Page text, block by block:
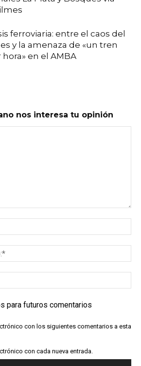
ferroviaria: entre el caos del
y la amenaza de «un tren
hora» en el AMBA
nos interesa tu opinión
para futuros comentarios
con los siguientes comentarios a esta
con cada nueva entrada.